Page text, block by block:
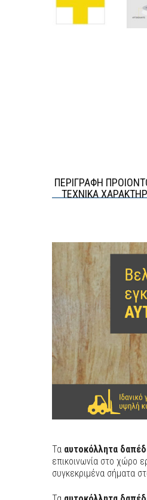
ΠΕΡΙΓΡΑΦΗ
ΤΕΧΝΙΚΑ
Τα αυτοκόλλητα
επικοινωνία στο χώρο
συγκεκριμένα σήματα